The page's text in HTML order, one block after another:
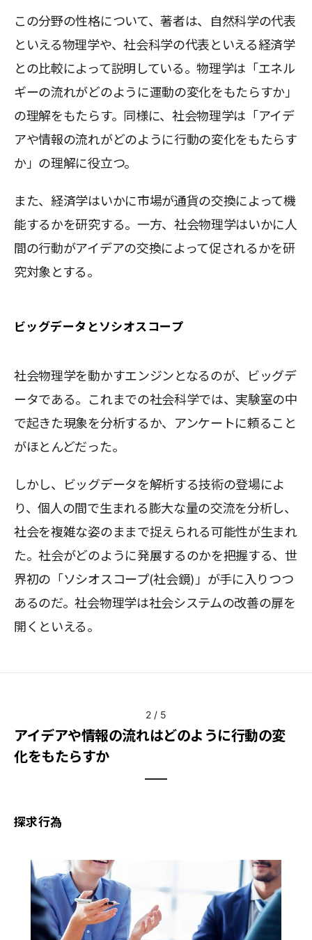
この分野の性格について、著者は、自然科学の代表
といえる物理学や、社会科学の代表といえる経済学
との比較によって説明している。物理学は「エネル
ギーの流れがどのように運動の変化をもたらすか」
の理解をもたらす。同様に、社会物理学は「アイデ
アや情報の流れがどのように行動の変化をもたらす
か」の理解に役立つ。
また、経済学はいかに市場が通貨の交換によって機
能するかを研究する。一方、社会物理学はいかに人
間の行動がアイデアの交換によって促されるかを研
究対象とする。
ビッグデータとソシオスコープ
社会物理学を動かすエンジンとなるのが、ビッグデ
ータである。これまでの社会科学では、実験室の中
で起きた現象を分析するか、アンケートに頼ること
がほとんどだった。
しかし、ビッグデータを解析する技術の登場によ
り、個人の間で生まれる膨大な量の交流を分析し、
社会を複雑な姿のままで捉えられる可能性が生まれ
た。社会がどのように発展するのかを把握する、世
界初の「ソシオスコープ(社会鏡)」が手に入りつつ
あるのだ。社会物理学は社会システムの改善の扉を
開くといえる。
2 / 5
アイデアや情報の流れはどのように行動の変
化をもたらすか
探求行為